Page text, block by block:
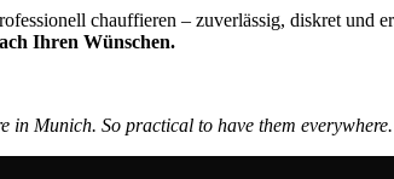
chauffieren – zuverlässig, diskret und
Ihren Wünschen.
Munich. So practical to have them